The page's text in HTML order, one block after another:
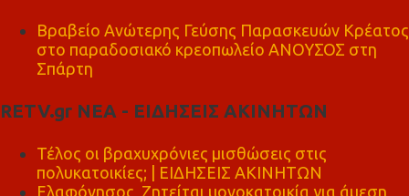
Βραβείο Ανώτερης Γεύσης Παρασκευών Κρέατος
στο παραδοσιακό κρεοπωλείο ΑΝΟΥΣΟΣ στη
Σπάρτη
RETV.gr ΝΕΑ - ΕΙΔΗΣΕΙΣ ΑΚΙΝΗΤΩΝ
Τέλος οι βραχυχρόνιες μισθώσεις στις
πολυκατοικίες; | ΕΙΔΗΣΕΙΣ ΑΚΙΝΗΤΩΝ
Ελαφόνησος, Ζητείται μονοκατοικία για άμεση